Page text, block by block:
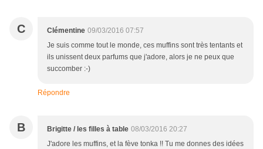
C Clémentine 09/03/2016 07:57
Je suis comme tout le monde, ces muffins sont très tentants et
ils unissent deux parfums que j'adore, alors je ne peux que
succomber :-)
Répondre
B Brigitte / les filles à table 08/03/2016 20:27
J'adore les muffins, et la fève tonka !! Tu me donnes des idées